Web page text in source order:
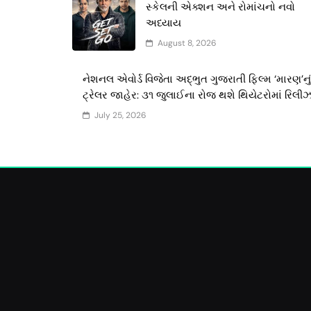
સ્કેલની એક્શન અને રોમાંચનો નવો
અધ્યાય
August 8, 2026
નેશનલ એવોર્ડ વિજેતા અદ્ભુત ગુજરાતી ફિલ્મ ‘મારણ’નું
ટ્રેલર જાહેર: ૩૧ જુલાઈના રોજ થશે થિયેટરોમાં
July 25, 2026